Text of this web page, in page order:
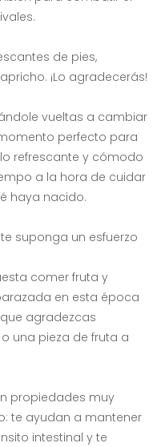
de pies,
¡Lo agradecerás!
vueltas a cambiar
perfecto para
refrescante y cómodo
a la hora de cuidar
haya nacido.
suponga un esfuerzo
comer fruta y
en esta época
agradezcas
una pieza de fruta a
propiedades muy
te ayudan a mantener
intestinal y te